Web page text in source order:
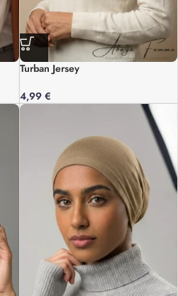
Turban Jersey
4,99 €